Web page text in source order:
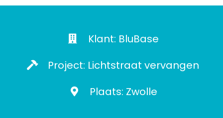
Klant: BluBase
Project: Lichtstraat vervangen
Plaats: Zwolle